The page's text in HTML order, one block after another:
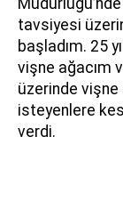
tavsiyesi
başladım. 25
vişne ağacım
üzerinde vişne
isteyenlere
verdi.